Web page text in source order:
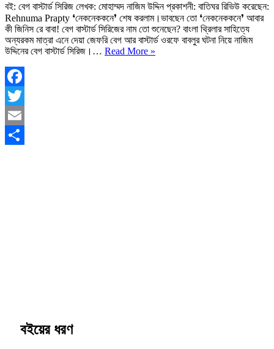
বই: বেগ বাস্টার্ড সিরিজ লেখক: মোহাম্মদ নাজিম উদ্দিন প্রকাশনী: বাতিঘর রিভিউ করেছেন:
Rehnuma Prapty ❛নেকনেককনে❜ শেষ করলাম।ভাবছেন তো ❛নেকনেককনে❜ আবার
কী জিনিস রে বাবা! বেগ বাস্টার্ড সিরিজের নাম তো শুনেছেন? বাংলা থ্রিলার সাহিত্যে
অন্যরকম মাত্রা এনে দেয়া জেফরি বেগ আর বাস্টার্ড ওরফে বাবলুর ঘটনা নিয়ে নাজিম
উদ্দিনের বেগ বাস্টার্ড সিরিজ।… Read More »
Facebook
Twitter
Email
বইয়ের ধরণ